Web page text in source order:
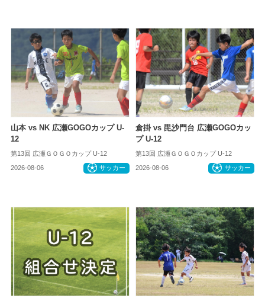
山本 vs NK 広瀬GOGOカップ U-
12
第13回 広瀬ＧＯＧＯカップ U-12
2026-08-06 サッカー
倉掛 vs 毘沙門台 広瀬GOGOカッ
プ U-12
第13回 広瀬ＧＯＧＯカップ U-12
2026-08-06 サッカー